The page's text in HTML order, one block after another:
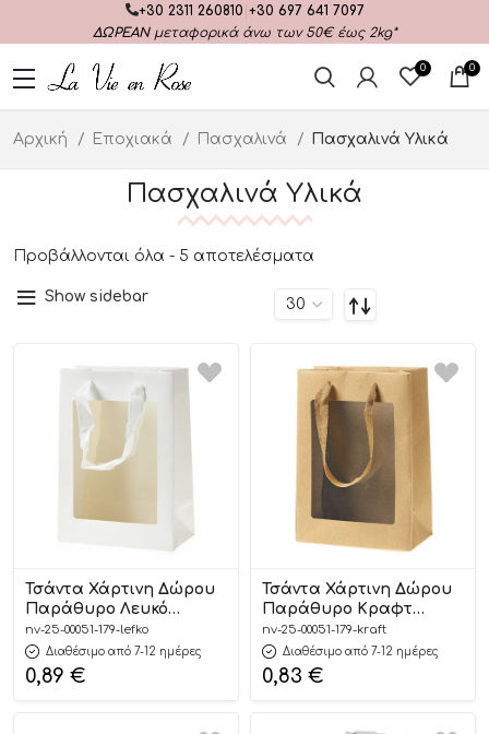
+30 2311 260810 +30 697 641 7097
ΔΩΡΕΑΝμεταφορικά άνω των 50€ έως 2kg*
0 0
Αρχική Εποχιακά Πασχαλινά Πασχαλινά Υλικά
Πασχαλινά Υλικά
Προβάλλονται όλα - 5 αποτελέσματα
Show sidebar
Τσάντα Χάρτινη Δώρου
Παράθυρο Λευκό
(15x21x8cm) – ΡΤ079
nv-25-00051-179-lefko
Διαθέσιμο από 7-12 ημέρες
0,89 €
Τσάντα Χάρτινη Δώρου
Παράθυρο Κραφτ
(15x21x8cm) – ΡΤ079
nv-25-00051-179-kraft
Διαθέσιμο από 7-12 ημέρες
0,83 €